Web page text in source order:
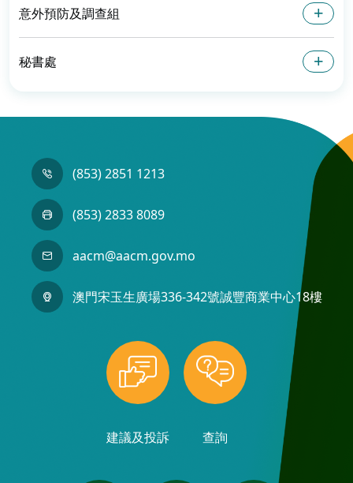
意外預防及調查組
秘書處
(853) 2851 1213
(853) 2833 8089
aacm@aacm.gov.mo
澳門宋玉生廣場336-342號誠豐商業中心18樓
建議及投訴 查詢